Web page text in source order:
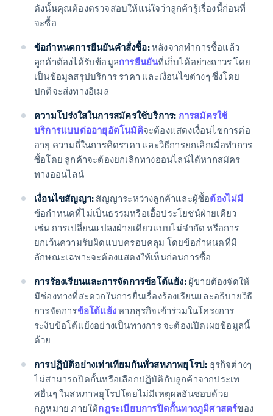
ดังนั้นคุณต้องตรวจสอบให้แน่ใจว่าลูกค้ารู้เรื่องนี้ก่อนที่
จะซื้อ
ข้อกำหนดการยืนยันคำสั่งซื้อ:หลังจากทำการซื้อแล้ว
ลูกค้าต้องได้รับข้อมูลการยืนยันที่เก็บได้อย่างถาวร โดย
เป็นข้อมูลสรุปบริการ ราคา และเงื่อนไขต่างๆ ซึ่งโดย
ปกติจะส่งทางอีเมล
ความโปร่งใสในการสมัครใช้บริการ: การสมัครใช้
บริการแบบต่ออายุอัตโนมัติจะต้องแสดงเงื่อนไขการต่อ
อายุ ความถี่ในการคิดราคา และวิธีการยกเลิกเมื่อทำการ
ซื้อโดย ลูกค้าจะต้องยกเลิกทางออนไลน์ได้หากสมัคร
ทางออนไลน์
เงื่อนไขสัญญา: สัญญาระหว่างลูกค้าและผู้ซื้อต้องไม่มี
ข้อกำหนดที่ไม่เป็นธรรมหรือเอื้อประโยชน์ฝ่ายเดียว
เช่น การเปลี่ยนแปลงฝ่ายเดียวแบบไม่จำกัด หรือการ
ยกเว้นความรับผิดแบบครอบคลุม โดยข้อกำหนดที่มี
ลักษณะเฉพาะจะต้องแสดงให้เห็นก่อนการซื้อ
การร้องเรียนและการจัดการข้อโต้แย้ง:ผู้ขายต้องจัดให้
มีช่องทางที่สะดวกในการยื่นเรื่องร้องเรียนและอธิบายวิธี
การจัดการข้อโต้แย้งหากธุรกิจเข้าร่วมในโครงการ
ระงับข้อโต้แย้งอย่างเป็นทางการ จะต้องเปิดเผยข้อมูลนี้
ด้วย
การปฏิบัติอย่างเท่าเทียมกันทั่วสหภาพยุโรป: ธุรกิจต่างๆ
ไม่สามารถปิดกั้นหรือเลือกปฏิบัติกับลูกค้าจากประเท
ศอื่นๆ ในสหภาพยุโรปโดยไม่มีเหตุผลอันชอบด้วย
กฎหมาย ภายใต้กฎระเบียบการปิดกั้นทางภูมิศาสตร์ของ